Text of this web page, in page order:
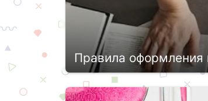
Правила оформления
Студенты старших курсов